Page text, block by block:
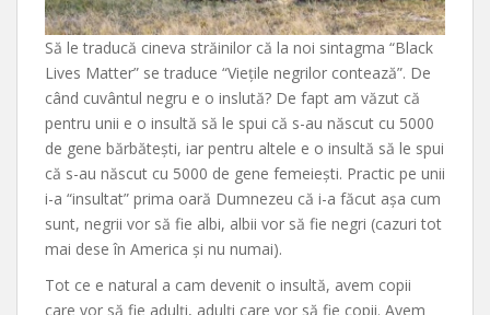
Să le traducă cineva străinilor că la noi sintagma “Black
Lives Matter” se traduce “Viețile negrilor contează”. De
când cuvântul negru e o inslută? De fapt am văzut că
pentru unii e o insultă să le spui că s-au născut cu 5000
de gene bărbătești, iar pentru altele e o insultă să le spui
că s-au născut cu 5000 de gene femeiești. Practic pe unii
i-a “insultat” prima oară Dumnezeu că i-a făcut așa cum
sunt, negrii vor să fie albi, albii vor să fie negri (cazuri tot
mai dese în America și nu numai).
Tot ce e natural a cam devenit o insultă, avem copii
care vor să fie adulți, adulți care vor să fie copii. Avem